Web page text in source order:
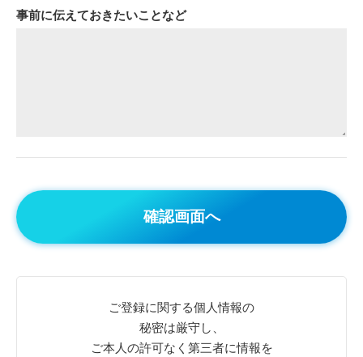
事前に伝えておきたいことなど
ご登録に関する個人情報の
秘密は厳守し、
ご本人の許可なく第三者に情報を